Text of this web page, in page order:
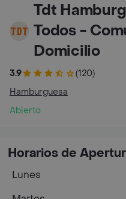
Tdt
Todos -
Domicilio
3.9
(120)
Hamburguesa
Abierto
Horarios de
Lunes